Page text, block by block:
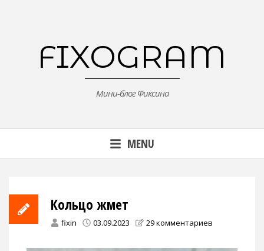
FIXOGRAM
Мини-блог Фиксина
MENU
Кольцо жмет
fixin 03.09.2023 29 комментариев